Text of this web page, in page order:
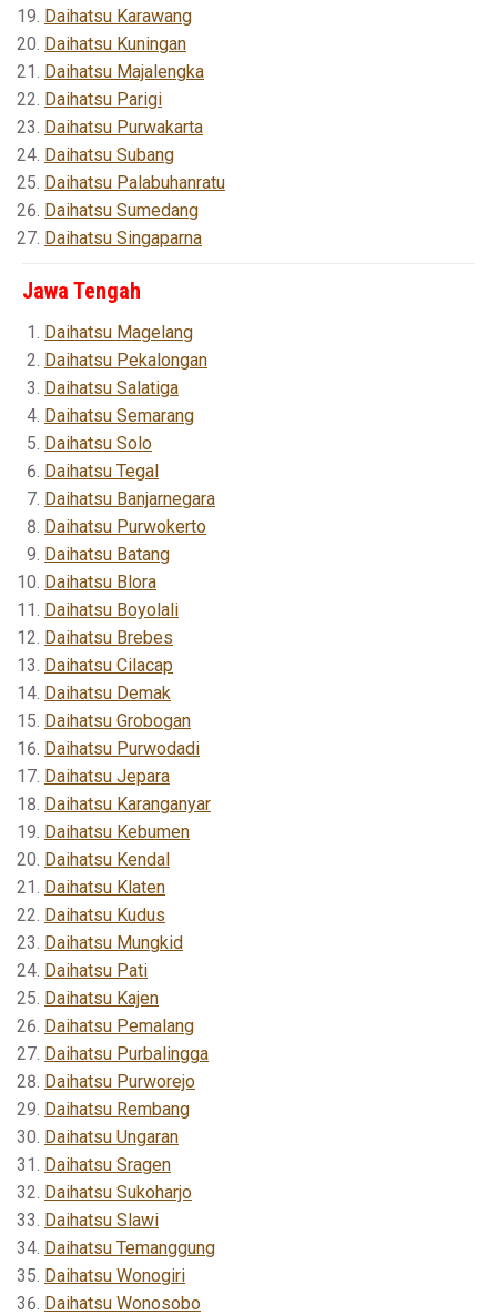
Daihatsu Karawang
Daihatsu Kuningan
Daihatsu Majalengka
Daihatsu Parigi
Daihatsu Purwakarta
Daihatsu Subang
Daihatsu Palabuhanratu
Daihatsu Sumedang
Daihatsu Singaparna
Jawa Tengah
Daihatsu Magelang
Daihatsu Pekalongan
Daihatsu Salatiga
Daihatsu Semarang
Daihatsu Solo
Daihatsu Tegal
Daihatsu Banjarnegara
Daihatsu Purwokerto
Daihatsu Batang
Daihatsu Blora
Daihatsu Boyolali
Daihatsu Brebes
Daihatsu Cilacap
Daihatsu Demak
Daihatsu Grobogan
Daihatsu Purwodadi
Daihatsu Jepara
Daihatsu Karanganyar
Daihatsu Kebumen
Daihatsu Kendal
Daihatsu Klaten
Daihatsu Kudus
Daihatsu Mungkid
Daihatsu Pati
Daihatsu Kajen
Daihatsu Pemalang
Daihatsu Purbalingga
Daihatsu Purworejo
Daihatsu Rembang
Daihatsu Ungaran
Daihatsu Sragen
Daihatsu Sukoharjo
Daihatsu Slawi
Daihatsu Temanggung
Daihatsu Wonogiri
Daihatsu Wonosobo